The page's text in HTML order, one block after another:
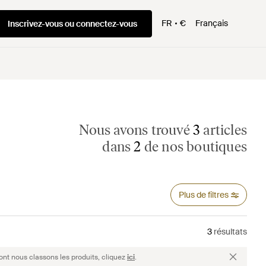
Inscrivez-vous ou connectez-vous FR € Français
Nous avons trouvé3 articles
dans2 de nos boutiques
Plus de filtres
3 résultats
nous classons les produits, cliquezici.